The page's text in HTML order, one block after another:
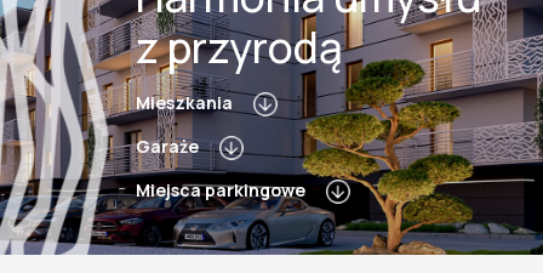
z przyrodą
Mieszkania
Garaże
Miejsca parkingowe